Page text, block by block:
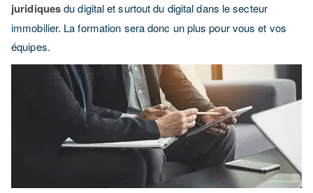
juridiquesdu digital et surtout du digital dans le secteur
immobilier. La formation sera donc un plus pour vous et vos
équipes.